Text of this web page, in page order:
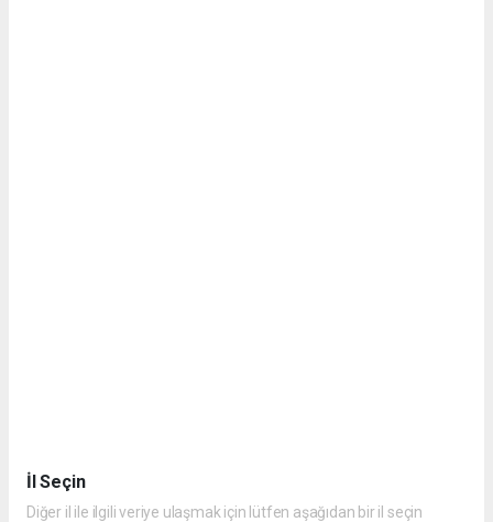
İl Seçin
Diğer il ile ilgili veriye ulaşmak için lütfen aşağıdan bir il seçin